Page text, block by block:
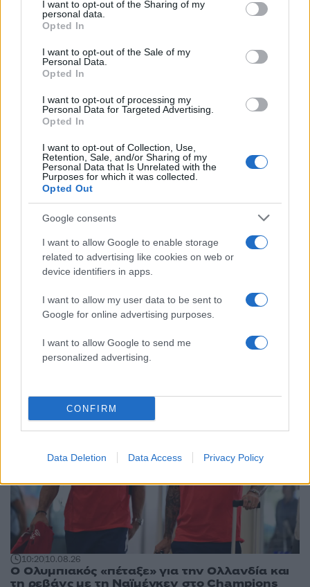
not limited to your visit or usage behaviour. You may click to
grant or deny consent to Google and its third-party tags to
use your data for below specified purposes in below Google
consent section.
I want to opt-out of the Sharing of my
personal data.
Opted In
I want to opt-out of the Sale of my
Personal Data.
Opted In
I want to opt-out of processing my
Personal Data for Targeted Advertising.
Opted In
I want to opt-out of Collection, Use,
Retention, Sale, and/or Sharing of my
Personal Data that Is Unrelated with the
Purposes for which it was collected.
Opted Out
Google consents
I want to allow Google to enable storage
related to advertising like cookies on web or
device identifiers in apps.
I want to allow my user data to be sent to
Google for online advertising purposes.
I want to allow Google to send me
personalized advertising.
CONFIRM
Data Deletion Data Access Privacy Policy
συνεχίζει τις ολιγοήμερες διακοπές του –
Πού βρέθηκε το Σάββατο
θα παρουσιάσει ο Αλέξης Τσίπρας στη
Θεσσαλονίκη: Σχέδιο τετραετίας
Ο Φειδίας Παναγιώτου πήγε με σορτσάκι
σε εκδήλωση μνήμης για τους
δολοφονημένους Κύπριους ήρωες Ισαάκ
– Σολωμού
ΕΛΑΣ: Ο Αλέξης Δέδες ο πρώτος
υποψήφιος βουλευτής του κόμματος –
Από τα διοικητικά της ΑΕΚ στην πολιτική
σκηνή
78 Γιαννακόπουλος: «Οι Ολυμπιακοί
φώναζαν για οφσάιντ στο μπάσκετ, πριν
10 χρόνια έμαθαν ότι η μπάλα είναι
πορτοκαλί»
Αθλητικά:
Περισσότερα άρθρα
10:2010.08.26
Ο Ολυμπιακός «πέταξε» για την Ολλανδία και
τη ρεβάνς με τη Ναϊμέγκεν στο Champions